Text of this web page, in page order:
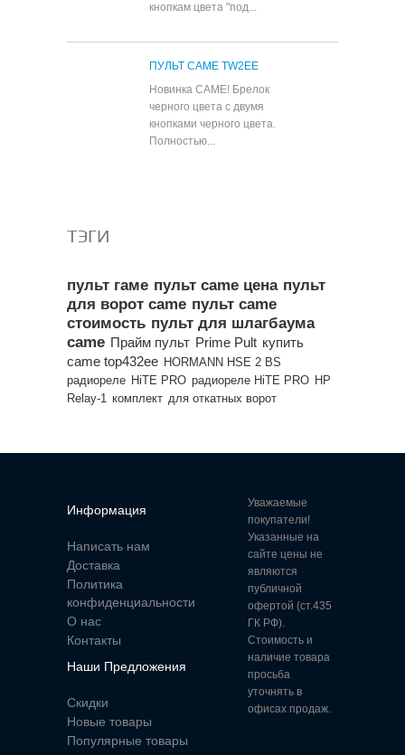
кнопкам цвета "под...
ПУЛЬТ CAME TW2EE
Новинка CAME! Брелок
черного цвета с двумя
кнопками черного цвета.
Полностью...
ТЭГИ
пульт гаме пульт came цена пульт
для ворот came пульт came
стоимость пульт для шлагбаума
came Прайм пульт Prime Pult купить
came top432ee HORMANN HSE 2 BS
радиореле HiTE PRO радиореле HiTE PRO HP
Relay-1 комплект для откатных ворот
Информация
Написать нам
Доставка
Политика
конфиденциальности
О нас
Контакты
Наши Предложения
Скидки
Новые товары
Популярные товары
Уважаемые
покупатели!
Указанные на
сайте цены не
являются
публичной
офертой (ст.435
ГК РФ).
Стоимость и
наличие товара
просьба
уточнять в
офисах продаж.